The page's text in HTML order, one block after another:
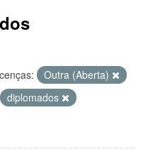
Outra (Aberta)
diplomados